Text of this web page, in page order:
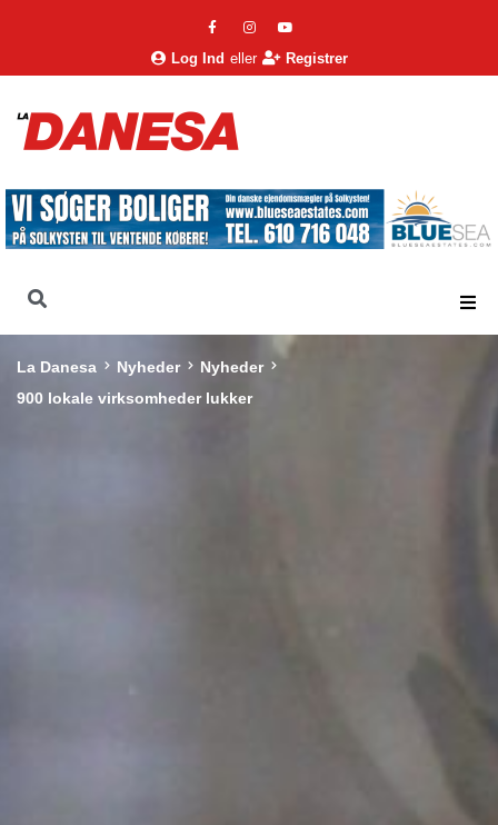
Log Ind eller Registrer
La Danesa Nyheder
Nyheder
900 lokale virksomheder lukker